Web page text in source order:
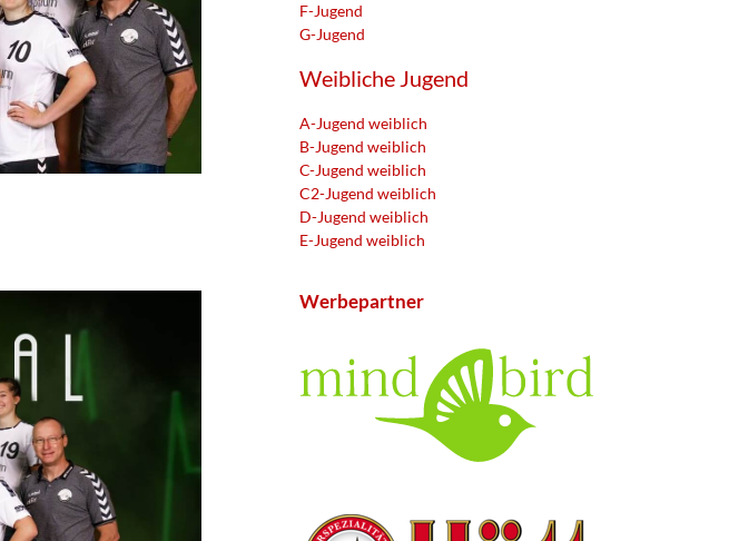
F-Jugend
G-Jugend
Weibliche Jugend
A-Jugend weiblich
B-Jugend weiblich
C-Jugend weiblich
C2-Jugend weiblich
D-Jugend weiblich
E-Jugend weiblich
Werbepartner